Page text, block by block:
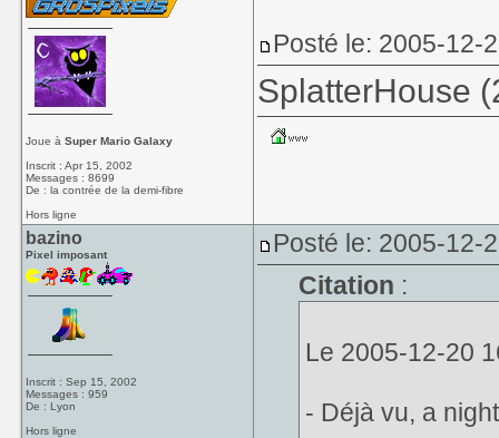
Joue àSuper Mario Galaxy
Inscrit : Apr 15, 2002
Messages : 8699
De : la contrée de la demi-fibre
Hors ligne
Posté le: 2005-12-
SplatterHouse
bazino
Pixel imposant
Inscrit : Sep 15, 2002
Messages : 959
De : Lyon
Hors ligne
Posté le: 2005-12-
Citation :
Le 2005-12-20
- Déjà vu, a